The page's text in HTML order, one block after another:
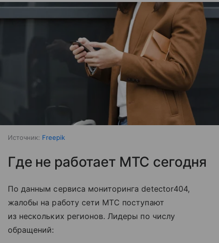
Источник: Freepik
Где не работает МТС сегодня
По данным сервиса мониторинга detector404,
жалобы на работу сети МТС поступают
из нескольких регионов. Лидеры по числу
обращений: